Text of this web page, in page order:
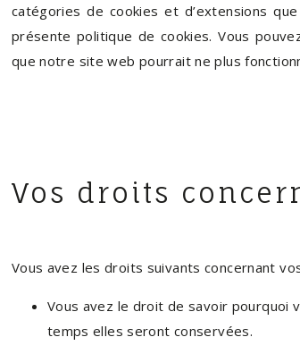
catégories de cookies et d’extensions
présente politique de cookies. Vous
que notre site web pourrait ne plus
Vos droits
Vous avez les droits suivants concernant
Vous avez le droit de savoir pourquoi
temps elles seront conservées.